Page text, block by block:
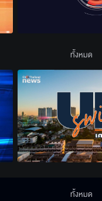
ทั้งหมด
ทั้งหมด